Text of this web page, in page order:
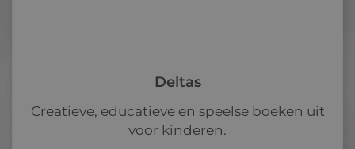
Deltas
Creatieve, educatieve en speelse boeken uit
voor kinderen.